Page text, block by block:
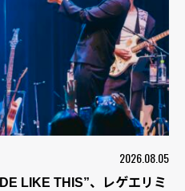
2026.08.05
LIKE THIS”、レゲエリミ